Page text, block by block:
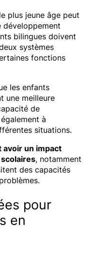
plus jeune âge peut
bilingues doivent
systèmes
fonctions
les enfants
une meilleure
de
à
situations.
un impact
, notamment
des capacités
pour
en